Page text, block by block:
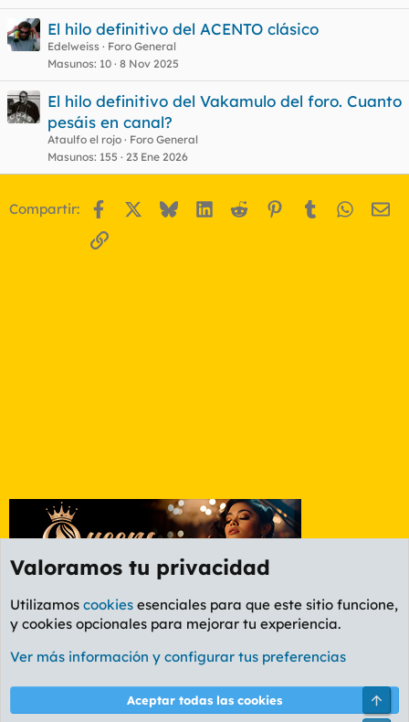
El hilo definitivo del ACENTO clásico
Edelweiss
Foro General
Masunos 10 8 Nov 2025
El hilo definitivo del Vakamulo del foro. Cuanto
pesáis en canal?
Ataulfo el rojo
Foro General
Masunos 155 23 Ene 2026
Compartir: Facebook BlueskyLinkedIn
Reddit Pinterest
Tumblr
Enlace
Foro Deportes
Cookies
PL OLDSTYLE AMARILLO
Términos y reglas Política de privacidad Ayuda
Valoramos tu privacidad
Utilizamos cookies esenciales para que este sitio funcione,
y cookies opcionales para mejorar tu experiencia.
Ver más información y configurar tus preferencias
Aceptar todas las cookies